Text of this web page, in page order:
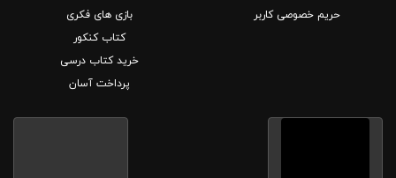
حریم خصوصی کاربر
بازی های فکری
کتاب کنکور
خرید کتاب درسی
پرداخت آسان